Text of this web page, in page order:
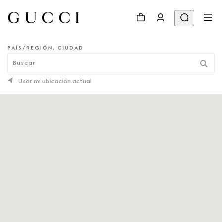
LOCALIZADOR DE TIENDAS
PAÍS/REGIÓN, CIUDAD
Usar mi ubicación actual